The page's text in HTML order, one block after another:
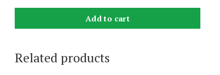
Add to cart
Related products